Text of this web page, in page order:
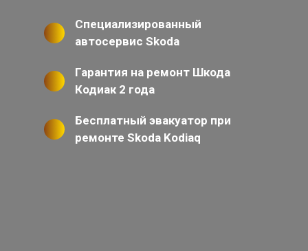
Специализированный
автосервис Skoda
Гарантия на ремонт Шкода
Кодиак 2 года
Бесплатный эвакуатор при
ремонте Skoda Kodiaq